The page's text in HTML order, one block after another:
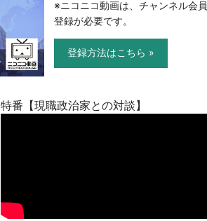
※ニコニコ動画は、チャンネル会員
登録が必要です。
登録方法はこちら »
特番【現職政治家との対談】